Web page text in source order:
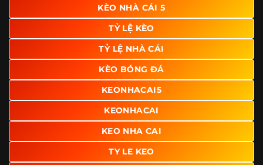
KÈO NHÀ CÁI 5
TỶ LỆ KÈO
TỶ LỆ NHÀ CÁI
KÈO BÓNG ĐÁ
KEONHACAI5
KEONHACAI
KEO NHA CAI
TY LE KEO